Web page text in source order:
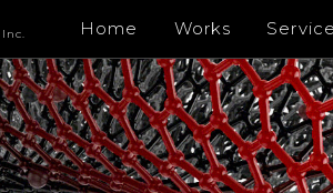
Inc. Home Works Service